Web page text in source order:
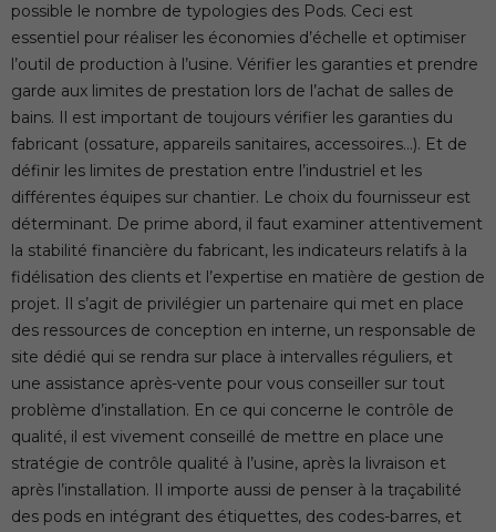
possible le nombre de typologies des Pods. Ceci est
essentiel pour réaliser les économies d’échelle et optimiser
l’outil de production à l’usine. Vérifier les garanties et prendre
garde aux limites de prestation lors de l’achat de salles de
bains. Il est important de toujours vérifier les garanties du
fabricant (ossature, appareils sanitaires, accessoires…). Et de
définir les limites de prestation entre l’industriel et les
différentes équipes sur chantier. Le choix du fournisseur est
déterminant. De prime abord, il faut examiner attentivement
la stabilité financière du fabricant, les indicateurs relatifs à la
fidélisation des clients et l’expertise en matière de gestion de
projet. Il s’agit de privilégier un partenaire qui met en place
des ressources de conception en interne, un responsable de
site dédié qui se rendra sur place à intervalles réguliers, et
une assistance après-vente pour vous conseiller sur tout
problème d’installation. En ce qui concerne le contrôle de
qualité, il est vivement conseillé de mettre en place une
stratégie de contrôle qualité à l’usine, après la livraison et
après l’installation. Il importe aussi de penser à la traçabilité
des pods en intégrant des étiquettes, des codes-barres, et